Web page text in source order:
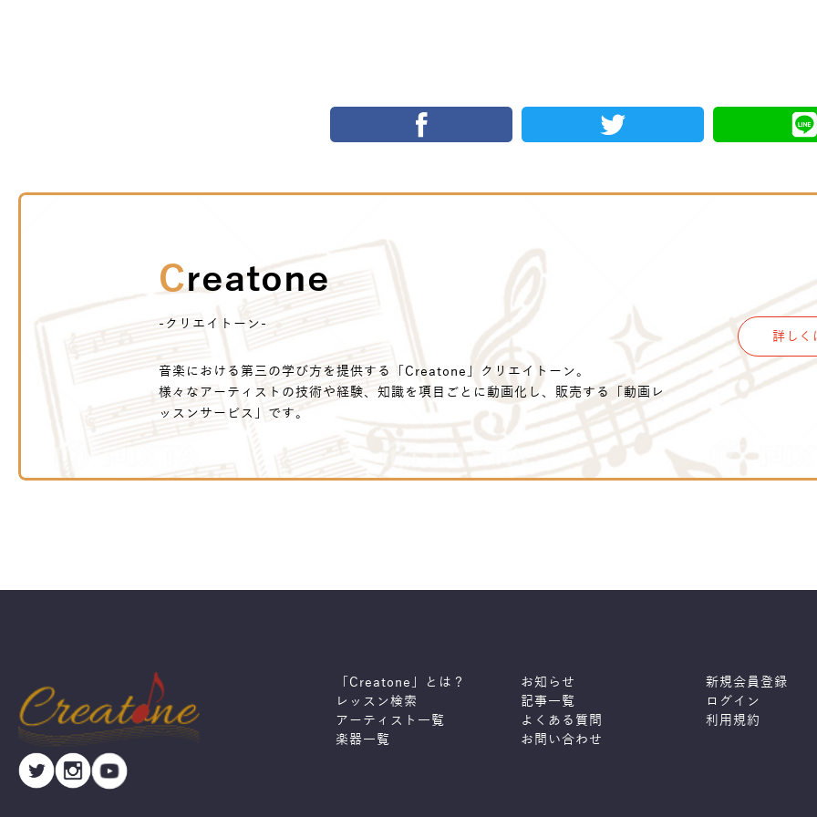
Creatone
-クリエイトーン-
音楽における第三の学び方を提供する「Creatone」クリエイトーン。
様々なアーティストの技術や経験、知識を項目ごとに動画化し、販売する「動画レ
ッスンサービス」です。
詳しく
「Creatone」とは？
レッスン検索
アーティスト一覧
楽器一覧
お知らせ
記事一覧
よくある質問
お問い合わせ
新規会員登録
ログイン
利用規約